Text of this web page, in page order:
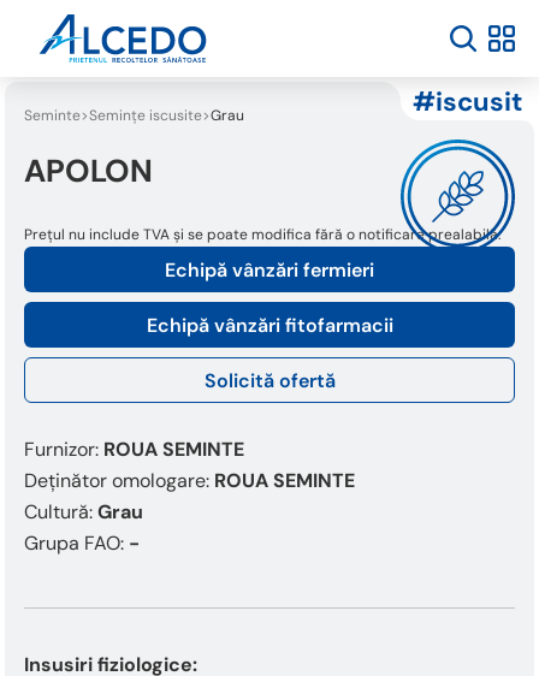
iscusit
Seminte Semințe iscusite Grau
APOLON
Echipă vânzări fermieri
Echipă vânzări fitofarmacii
Solicită ofertă
Prețul nu include TVA și se poate modifica fără o notificare prealabilă.
Furnizor: ROUA SEMINTE
Deținător omologare: ROUA SEMINTE
Cultură:Grau
Grupa FAO: -
Insusiri fiziologice: